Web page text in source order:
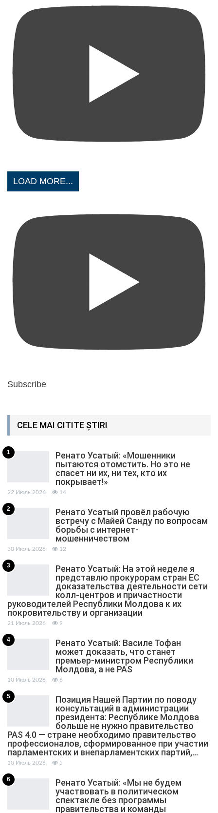
LOAD MORE...
Subscribe
CELE MAI CITITE ȘTIRI
1
Ренато Усатый: «Мошенники
пытаются отомстить. Но это не
спасет ни их, ни тех, кто их
покрывает!»
22 Июль 2026 14
2
Ренато Усатый провёл рабочую
встречу с Майей Санду по вопросам
борьбы с интернет-
мошенничеством
30 Июль 2026 12
3
Ренато Усатый: На этой неделе я
представлю прокурорам стран ЕС
доказательства деятельности сети
колл-центров и причастности
руководителей Республики Молдова к их
покровительству и организации
21 Июль 2026 9
4
Ренато Усатый: Василе Тофан
может доказать, что станет
премьер-министром Республики
Молдова, а не PAS
10 Июль 2026 6
5
Позиция Нашей Партии по поводу
консультаций в администрации
президента: Республике Молдова
больше не нужно правительство
PAS 4.0 — стране необходимо правительство
профессионалов, сформированное при участии
парламентских и внепарламентских партий,…
10 Июль 2026 5
6
Ренато Усатый: «Мы не будем
участвовать в политическом
спектакле без программы
правительства и команды